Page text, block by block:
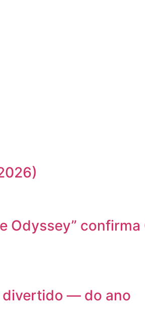
Odyssey”
divertido — do ano